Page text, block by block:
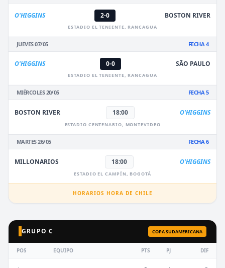
O'HIGGINS 2-0 BOSTON RIVER
ESTADIO EL TENIENTE, RANCAGUA
JUEVES 07/05 FECHA 4
O'HIGGINS 0-0 SÃO PAULO
ESTADIO EL TENIENTE, RANCAGUA
MIÉRCOLES 20/05 FECHA 5
BOSTON RIVER 18:00 O'HIGGINS
ESTADIO CENTENARIO, MONTEVIDEO
MARTES 26/05 FECHA 6
MILLONARIOS 18:00 O'HIGGINS
ESTADIO EL CAMPÍN, BOGOTÁ
HORARIOS HORA DE CHILE
GRUPO C COPA SUDAMERICANA
POS EQUIPO PTS PJ DIF